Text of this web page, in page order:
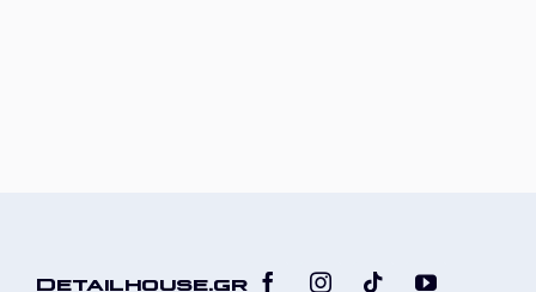
Detailhouse.gr